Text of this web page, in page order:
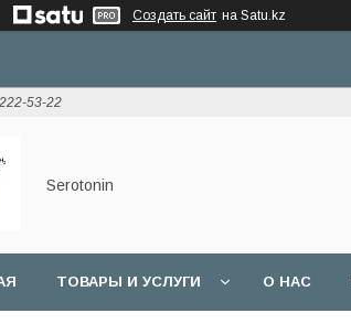
Создать сайт на Satu.kz
53-22
Serotonin
ТОВАРЫ И УСЛУГИ О НАС